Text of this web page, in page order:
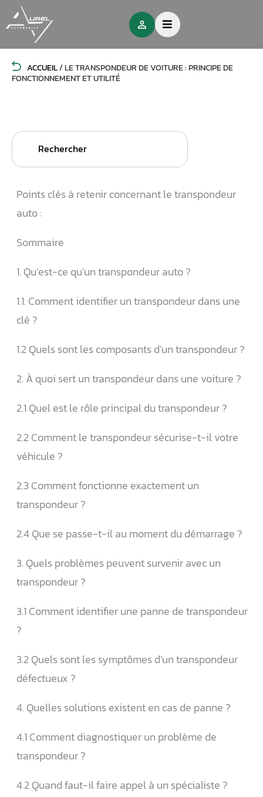
ACCUEIL/LE TRANSPONDEUR DE VOITURE : PRINCIPE DE
FONCTIONNEMENT ET UTILITÉ
Search
Points clés à retenir concernant le transpondeur
auto :
Sommaire
1. Qu’est-ce qu’un transpondeur auto ?
1.1. Comment identifier un transpondeur dans une
clé ?
1.2 Quels sont les composants d’un transpondeur ?
2. À quoi sert un transpondeur dans une voiture ?
2.1 Quel est le rôle principal du transpondeur ?
2.2 Comment le transpondeur sécurise-t-il votre
véhicule ?
2.3 Comment fonctionne exactement un
transpondeur ?
2.4 Que se passe-t-il au moment du démarrage ?
3. Quels problèmes peuvent survenir avec un
transpondeur ?
3.1 Comment identifier une panne de transpondeur
?
3.2 Quels sont les symptômes d’un transpondeur
défectueux ?
4. Quelles solutions existent en cas de panne ?
4.1 Comment diagnostiquer un problème de
transpondeur ?
4.2 Quand faut-il faire appel à un spécialiste ?